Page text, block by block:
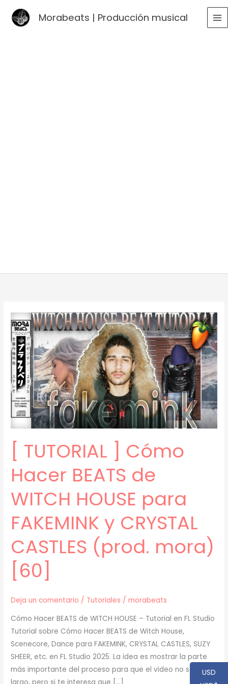
Morabeats | Producción musical
[ TUTORIAL ] Cómo
Hacer BEATS de
WITCH HOUSE para
FAKEMINK y CRYSTAL
CASTLES (prod. mora)
[60]
Deja un comentario / Tutoriales /morabeats
Cómo Hacer BEATS de WITCH HOUSE – Tutorial en FL Studio
Tutorial sobre Cómo Hacer BEATS de Witch House,
Scenecore, Dance para FAKEMINK, CRYSTAL CASTLES, SUZY
SHEER, etc. en FL Studio 2025. La idea es mostrar la parte
más importante del proceso para que el video no sea muy
USD